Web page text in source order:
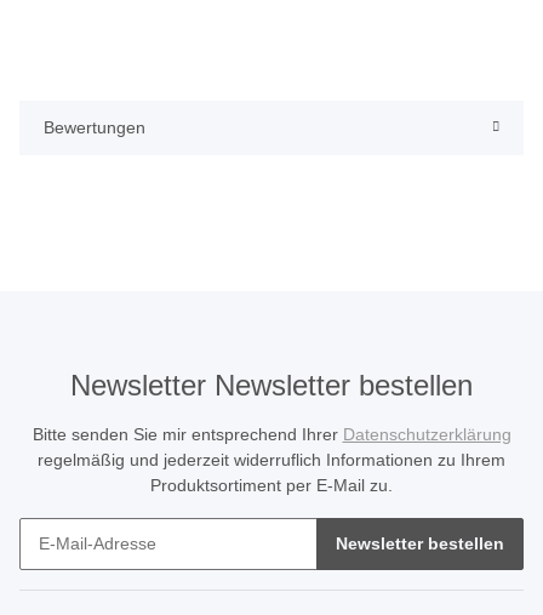
Bewertungen
Newsletter Newsletter bestellen
Bitte senden Sie mir entsprechend Ihrer Datenschutzerklärung
regelmäßig und jederzeit widerruflich Informationen zu Ihrem
Produktsortiment per E-Mail zu.
Newsletter bestellen